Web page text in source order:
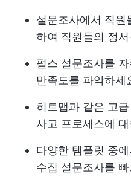
설문조사에서 직원
하여 직원들의 정
펄스 설문조사를
만족도를 파악하세
히트맵과 같은 고
사고 프로세스에
다양한 템플릿 중
수집 설문조사를